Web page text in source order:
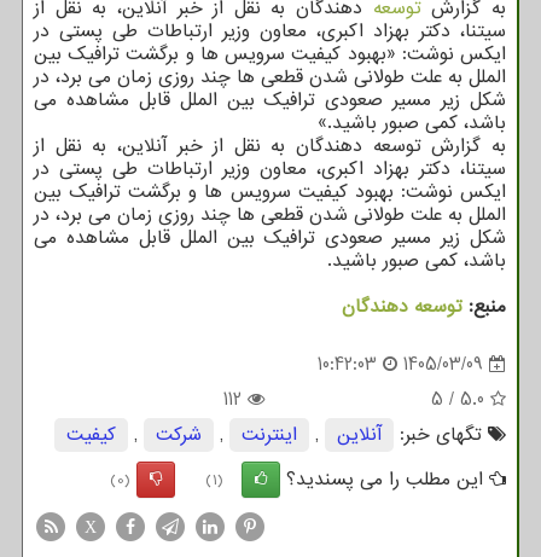
به گزارشتوسعه دهندگان به نقل از خبر آنلاین، به نقل از
سیتنا، دکتر بهزاد اکبری، معاون وزیر ارتباطات طی پستی در
ایکس نوشت: «بهبود کیفیت سرویس ها و برگشت ترافیک بین
الملل به علت طولانی شدن قطعی ها چند روزی زمان می برد، در
شکل زیر مسیر صعودی ترافیک بین الملل قابل مشاهده می
باشد، کمی صبور باشید.»
به گزارش توسعه دهندگان به نقل از خبر آنلاین، به نقل از
سیتنا، دکتر بهزاد اکبری، معاون وزیر ارتباطات طی پستی در
ایکس نوشت: بهبود کیفیت سرویس ها و برگشت ترافیک بین
الملل به علت طولانی شدن قطعی ها چند روزی زمان می برد، در
شکل زیر مسیر صعودی ترافیک بین الملل قابل مشاهده می
باشد، کمی صبور باشید.
منبع: توسعه دهندگان
1405/03/09
10:42:03
5.0
/
5
112
تگهای خبر:
آنلاین , اینترنت , شركت ,
كیفیت
این مطلب را می پسندید؟
(1)
(0)
X